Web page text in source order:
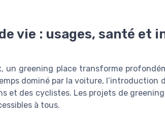
vie : usages, santé et
un greening place transforme
dominé par la voiture, l’introduction
et des cyclistes. Les projets de
à tous.